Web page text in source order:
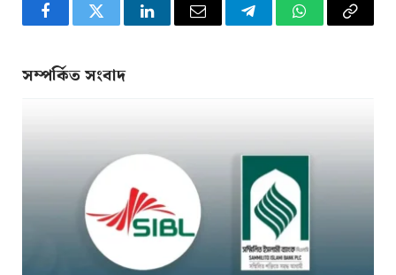
FacebookTwitter LinkedInEmail TelegramWhatsApp
Copy
সম্পর্কিত সংবাদ